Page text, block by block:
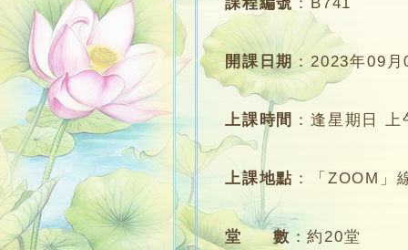
開課日期：2023年09月
上課時間 ：逢星期日
上課地點 ： 「ZOOM」
堂 數 ：約20堂